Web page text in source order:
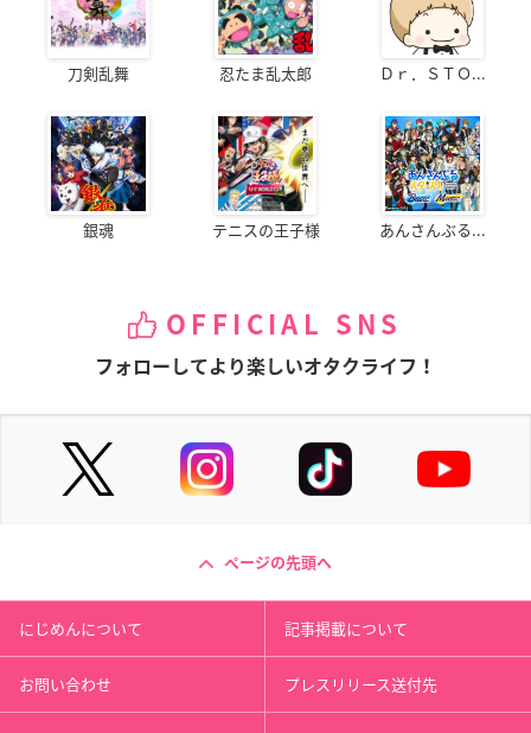
刀剣乱舞 忍たま乱太郎 Ｄｒ．ＳＴＯ...
銀魂 テニスの王子様 あんさんぶる...
OFFICIAL SNS
フォローしてより楽しいオタクライフ！
ページの先頭へ
にじめんについて 記事掲載について
お問い合わせ プレスリリース送付先